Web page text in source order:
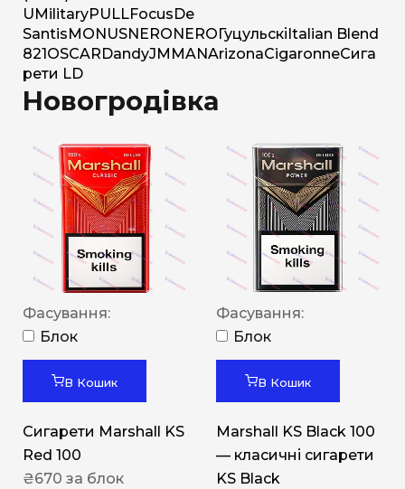
U MilitaryPULLFocus De
Santis MONUSNERO NERO Гуцульскі Italian Blend
821 OSCAR DandyJM MANArizonaCigaronneСига
рети LD
Новогродівка
Фасування:
Блок
В Кошик
Сигарети Marshall KS
Red 100
₴670 за блок
Фасування:
Блок
В Кошик
Marshall KS Black 100
— класичні сигарети
KS Black